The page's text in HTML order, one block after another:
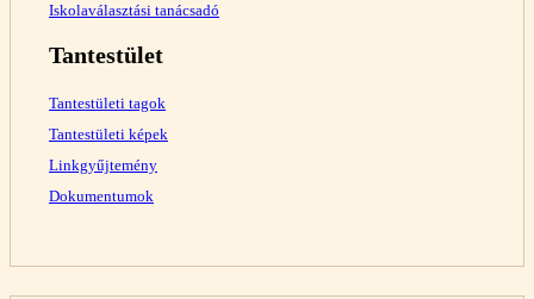
Iskolaválasztási tanácsadó
Tantestület
Tantestületi tagok
Tantestületi képek
Linkgyűjtemény
Dokumentumok